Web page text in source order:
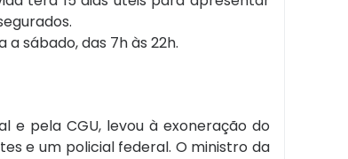
sábado, das 7h às 22h.
e pela CGU, levou à exoneração do
e um policial federal. O ministro da